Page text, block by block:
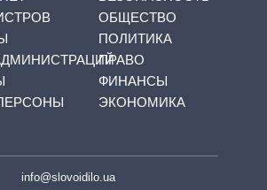
ОБЩЕСТВО
ПОЛИТИКА
ПРАВО
ФИНАНСЫ
ЭКОНОМИКА
info@slovoidilo.ua